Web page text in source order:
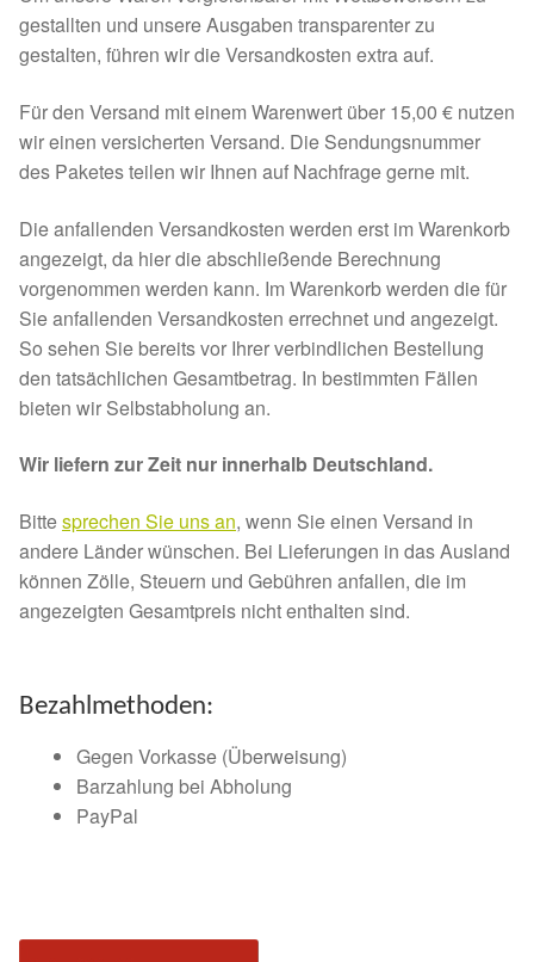
Aktuelle Spenden 2026
Ihre/Eure Spenden – Januar bis Juni 2026
Spenden 2025
Juli bis Dezember 2025
Januar bis Juni 2025
Spenden 2024
Spenden 2023
Juli bis Dezember 2023
Januar bis Juni 2023
Spenden 2022
Juli bis Dezember 2022
Spenden 2021
Kontakt & Rechtliches
Facebook
Instagram
gestallten und unsere Ausgaben transparenter zu
gestalten, führen wir die Versandkosten extra auf.
Für den Versand mit einem Warenwert über 15,00 € nutzen
wir einen versicherten Versand. Die Sendungsnummer
des Paketes teilen wir Ihnen auf Nachfrage gerne mit.
Die anfallenden Versandkosten werden erst im Warenkorb
angezeigt, da hier die abschließende Berechnung
vorgenommen werden kann. Im Warenkorb werden die für
Sie anfallenden Versandkosten errechnet und angezeigt.
So sehen Sie bereits vor Ihrer verbindlichen Bestellung
den tatsächlichen Gesamtbetrag. In bestimmten Fällen
bieten wir Selbstabholung an.
Wir liefern zur Zeit nur innerhalb Deutschland.
Bittesprechen Sie uns an, wenn Sie einen Versand in
andere Länder wünschen. Bei Lieferungen in das Ausland
können Zölle, Steuern und Gebühren anfallen, die im
angezeigten Gesamtpreis nicht enthalten sind.
Bezahlmethoden:
Gegen Vorkasse (Überweisung)
Barzahlung bei Abholung
PayPal